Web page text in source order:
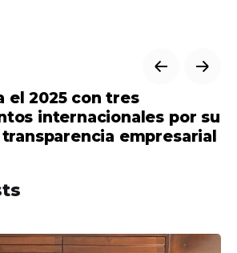
el 2025 con tres
internacionales por su
empresarial